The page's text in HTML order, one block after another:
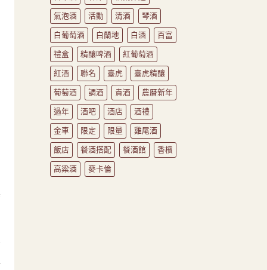
氣泡酒 活動 清酒 琴酒
白葡萄酒 白蘭地 白酒 百富
禮盒 精釀啤酒 紅葡萄酒
紅酒 聯名 臺虎 臺虎精釀
葡萄酒 調酒 貴酒 農曆新年
過年 酒吧 酒店 酒禮
金車 限定 限量 雞尾酒
飯店 餐酒搭配 餐酒館 香檳
高粱酒 麥卡倫